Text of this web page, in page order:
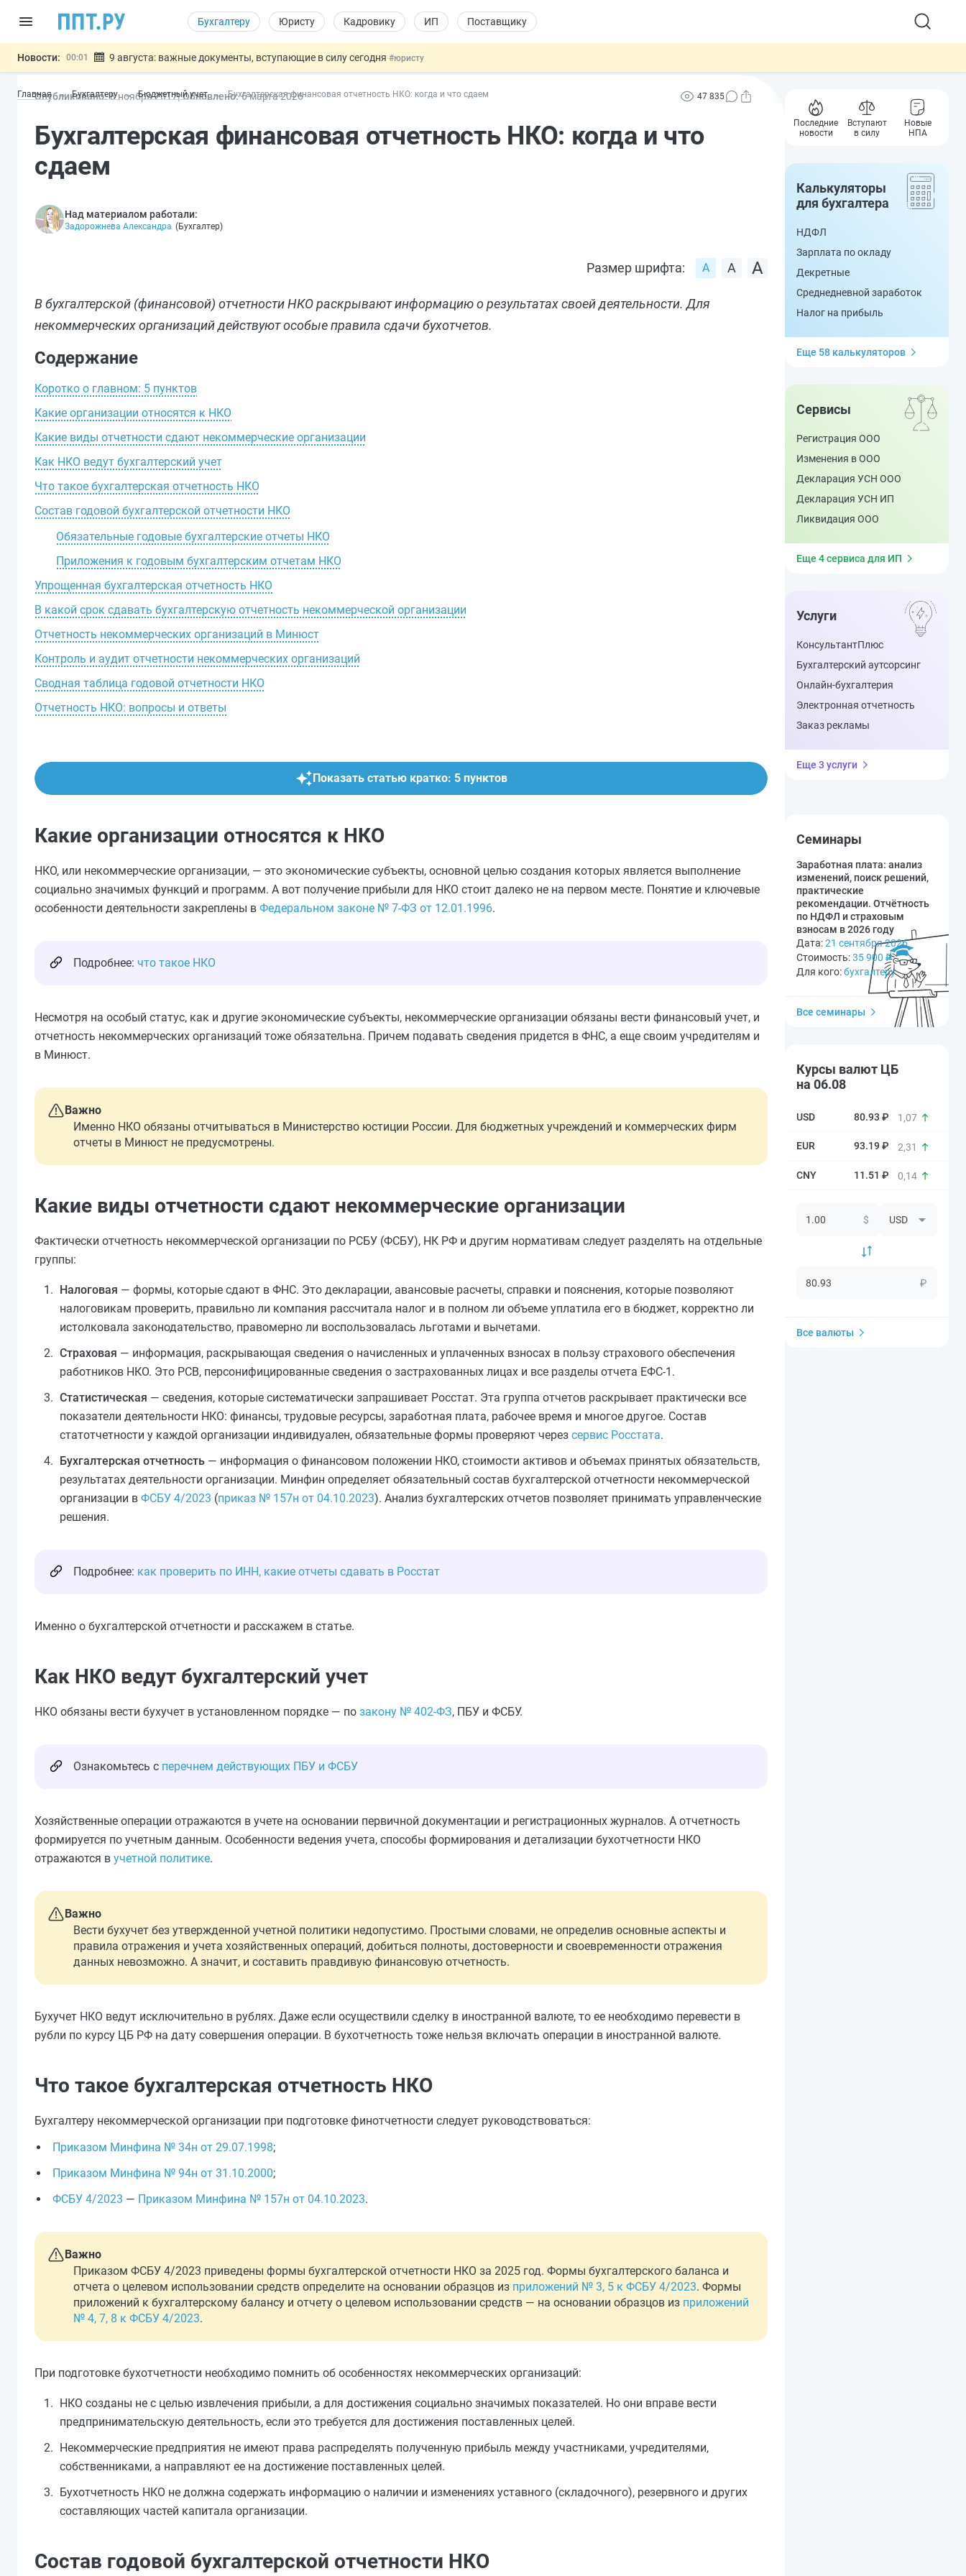
Бухгалтеру Юристу Кадровику ИП Поставщику
Новости: 00:01 9 августа: важные документы, вступающие в силу сегодня #юристу
07.08 Дистанционную работу беременных пропишут в ТК РФ#кадровику
07.08
Важно Разработают единые критерии трудовых и ГПХ-отношений #кадровику
Главная Бухгалтеру Бюджетный учет Бухгалтерская финансовая отчетность НКО: когда и что сдаем
Опубликовано: 8 ноября2017 Обновлено: 6 марта2026 47 835
Бухгалтерская финансовая отчетность НКО: когда и что
сдаем
Над материалом работали:
Задорожнева Александра (Бухгалтер)
Размер шрифта:
В бухгалтерской (финансовой) отчетности НКО раскрывают информацию о результатах своей деятельности. Для
некоммерческих организаций действуют особые правила сдачи бухотчетов.
Содержание
Коротко о главном: 5 пунктов
Какие организации относятся к НКО
Какие виды отчетности сдают некоммерческие организации
Как НКО ведут бухгалтерский учет
Что такое бухгалтерская отчетность НКО
Состав годовой бухгалтерской отчетности НКО
Обязательные годовые бухгалтерские отчеты НКО
Приложения к годовым бухгалтерским отчетам НКО
Упрощенная бухгалтерская отчетность НКО
В какой срок сдавать бухгалтерскую отчетность некоммерческой организации
Отчетность некоммерческих организаций в Минюст
Контроль и аудит отчетности некоммерческих организаций
Сводная таблица годовой отчетности НКО
Отчетность НКО: вопросы и ответы
Показать статью кратко: 5 пунктов
Какие организации относятся к НКО
НКО, или некоммерческие организации, — это экономические субъекты, основной целью создания которых является выполнение
социально значимых функций и программ. А вот получение прибыли для НКО стоит далеко не на первом месте. Понятие и ключевые
особенности деятельности закреплены в Федеральном законе № 7-ФЗ от 12.01.1996.
Подробнее: что такое НКО
Несмотря на особый статус, как и другие экономические субъекты, некоммерческие организации обязаны вести финансовый учет, и
отчетность некоммерческих организаций тоже обязательна. Причем подавать сведения придется в ФНС, а еще своим учредителям и
в Минюст.
Важно
Именно НКО обязаны отчитываться в Министерство юстиции России. Для бюджетных учреждений и коммерческих фирм
отчеты в Минюст не предусмотрены.
Какие виды отчетности сдают некоммерческие организации
Фактически отчетность некоммерческой организации по РСБУ (ФСБУ), НК РФ и другим нормативам следует разделять на отдельные
группы:
Налоговая — формы, которые сдают в ФНС. Это декларации, авансовые расчеты, справки и пояснения, которые позволяют
налоговикам проверить, правильно ли компания рассчитала налог и в полном ли объеме уплатила его в бюджет, корректно ли
истолковала законодательство, правомерно ли воспользовалась льготами и вычетами.
Страховая — информация, раскрывающая сведения о начисленных и уплаченных взносах в пользу страхового обеспечения
работников НКО. Это РСВ, персонифицированные сведения о застрахованных лицах и все разделы отчета ЕФС-1.
Статистическая — сведения, которые систематически запрашивает Росстат. Эта группа отчетов раскрывает практически все
показатели деятельности НКО: финансы, трудовые ресурсы, заработная плата, рабочее время и многое другое. Состав
статотчетности у каждой организации индивидуален, обязательные формы проверяют через сервис Росстата.
Бухгалтерская отчетность — информация о финансовом положении НКО, стоимости активов и объемах принятых обязательств,
результатах деятельности организации. Минфин определяет обязательный состав бухгалтерской отчетности некоммерческой
организации в ФСБУ 4/2023 (приказ № 157н от 04.10.2023). Анализ бухгалтерских отчетов позволяет принимать управленческие
решения.
Подробнее: как проверить по ИНН, какие отчеты сдавать в Росстат
Именно о бухгалтерской отчетности и расскажем в статье.
Как НКО ведут бухгалтерский учет
НКО обязаны вести бухучет в установленном порядке — по закону № 402-ФЗ, ПБУ и ФСБУ.
Ознакомьтесь с перечнем действующих ПБУ и ФСБУ
Хозяйственные операции отражаются в учете на основании первичной документации и регистрационных журналов. А отчетность
формируется по учетным данным. Особенности ведения учета, способы формирования и детализации бухотчетности НКО
отражаются в учетной политике.
Важно
Вести бухучет без утвержденной учетной политики недопустимо. Простыми словами, не определив основные аспекты и
правила отражения и учета хозяйственных операций, добиться полноты, достоверности и своевременности отражения
данных невозможно. А значит, и составить правдивую финансовую отчетность.
Бухучет НКО ведут исключительно в рублях. Даже если осуществили сделку в иностранной валюте, то ее необходимо перевести в
рубли по курсу ЦБ РФ на дату совершения операции. В бухотчетность тоже нельзя включать операции в иностранной валюте.
Что такое бухгалтерская отчетность НКО
Бухгалтеру некоммерческой организации при подготовке финотчетности следует руководствоваться:
Приказом Минфина № 34н от 29.07.1998;
Приказом Минфина № 94н от 31.10.2000;
ФСБУ 4/2023 — Приказом Минфина № 157н от 04.10.2023.
Важно
Приказом ФСБУ 4/2023 приведены формы бухгалтерской отчетности НКО за 2025 год. Формы бухгалтерского баланса и
отчета о целевом использовании средств определите на основании образцов из приложений № 3, 5 к ФСБУ 4/2023. Формы
приложений к бухгалтерскому балансу и отчету о целевом использовании средств — на основании образцов из приложений
№ 4, 7, 8 к ФСБУ 4/2023.
При подготовке бухотчетности необходимо помнить об особенностях некоммерческих организаций:
НКО созданы не с целью извлечения прибыли, а для достижения социально значимых показателей. Но они вправе вести
предпринимательскую деятельность, если это требуется для достижения поставленных целей.
Некоммерческие предприятия не имеют права распределять полученную прибыль между участниками, учредителями,
собственниками, а направляют ее на достижение поставленных целей.
Бухотчетность НКО не должна содержать информацию о наличии и изменениях уставного (складочного), резервного и других
составляющих частей капитала организации.
Состав годовой бухгалтерской отчетности НКО
Последние
новости
Вступают
в силу
Новые
НПА
Калькуляторы
для бухгалтера
НДФЛ
Зарплата по окладу
Декретные
Среднедневной заработок
Налог на прибыль
Еще 58 калькуляторов
Сервисы
Регистрация ООО
Изменения в ООО
Декларация УСН ООО
Декларация УСН ИП
Ликвидация ООО
Еще 4 сервиса для ИП
Услуги
КонсультантПлюс
Бухгалтерский аутсорсинг
Онлайн-бухгалтерия
Электронная отчетность
Заказ рекламы
Еще 3 услуги
Семинары
Заработная плата: анализ
изменений, поиск решений,
практические
рекомендации. Отчётность
по НДФЛ и страховым
взносам в 2026 году
Дата:21 сентября 2026
Стоимость:35 900 ₽
Для кого:бухгалтеру
Все семинары
Курсы валют ЦБ
на 06.08
80.93 ₽ 1,07
93.19 ₽ 2,31
11.51 ₽ 0,14
$
₽
Все валюты